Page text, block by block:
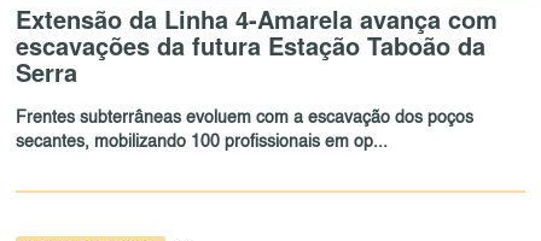
Extensão da Linha 4-Amarela avança com
escavações da futura Estação Taboão da
Serra
Frentes subterrâneas evoluem com a escavação dos poços
secantes, mobilizando 100 profissionais em op...